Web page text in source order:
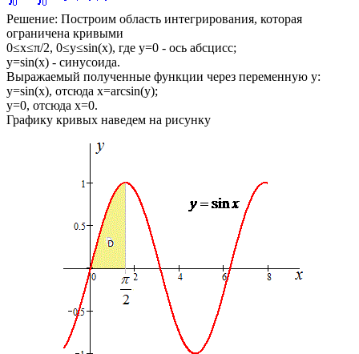
Решение: Построим область интегрирования, которая
ограничена кривыми
0≤x≤π/2, 0≤y≤sin(x), где y=0 - ось абсцисс;
y=sin(x) - синусоида.
Выражаемый полученные функции через переменную y:
y=sin(x), отсюда x=arcsin(y);
y=0, отсюда x=0.
Графику кривых наведем на рисунку